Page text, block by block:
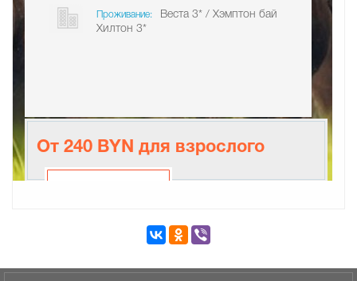
Проживание:
Веста 3* / Хэмптон бай
Хилтон 3*
От 240 BYN для взрослого